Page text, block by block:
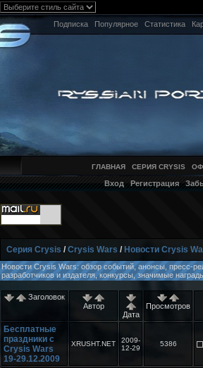
Подписка Популярное Статистика
ГЛАВНАЯ СЕРИЯ CRYSIS
Вход Регистрация
Серия Crysis /Crysis Wars / Новости Crysis
Новости Crysis Wars: обзор событий, анонсы, пресс-
разработчиков и издателя, конкурсы, значимые
Заголовок
Автор
Дата
Просмотров
Бесплатные
праздники с
Crysis Wars
19-29.12.2009
XRUSHT.NET
2009-
12-29
5386